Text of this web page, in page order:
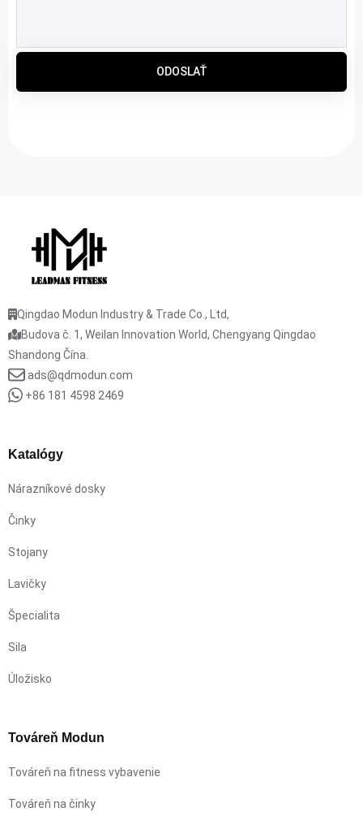
ODOSLAŤ
Qingdao Modun Industry & Trade Co., Ltd,
Budova č. 1, Weilan Innovation World, Chengyang Qingdao
Shandong Čína.
ads@qdmodun.com
+86 181 4598 2469
Katalógy
Nárazníkové dosky
Činky
Stojany
Lavičky
Špecialita
Sila
Úložisko
Továreň Modun
Továreň na fitness vybavenie
Továreň na činky